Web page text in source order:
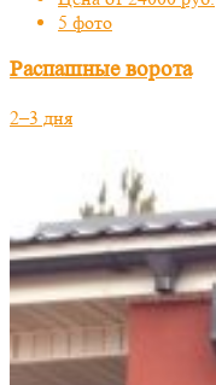
5 фото
Распашные ворота
2–3 дня